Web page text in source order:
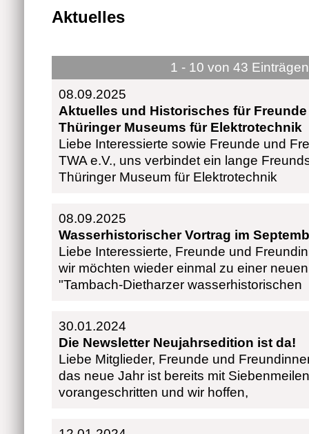
Aktuelles
1 - 10 von 43 Einträgen
08.09.2025
Aktuelles und Historisches für
Thüringer Museums für Elektrotechnik
Liebe Interessierte sowie Freunde und
TWA e.V., uns verbindet ein lange
Thüringer Museum für Elektrotechnik
08.09.2025
Wasserhistorischer Vortrag im
Liebe Interessierte, Freunde und
wir möchten wieder einmal zu einer
"Tambach-Dietharzer wasserhistorischen
30.01.2024
Die Newsletter Neujahrsedition ist da!
Liebe Mitglieder, Freunde und
das neue Jahr ist bereits mit
vorangeschritten und wir hoffen,